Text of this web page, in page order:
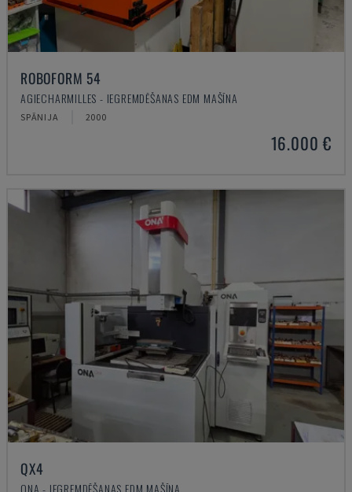
ROBOFORM 54
AGIECHARMILLES - IEGREMDĒŠANAS EDM MAŠĪNA
SPĀNIJA 2000
16.000 €
QX4
ONA - IEGREMDĒŠANAS EDM MAŠĪNA